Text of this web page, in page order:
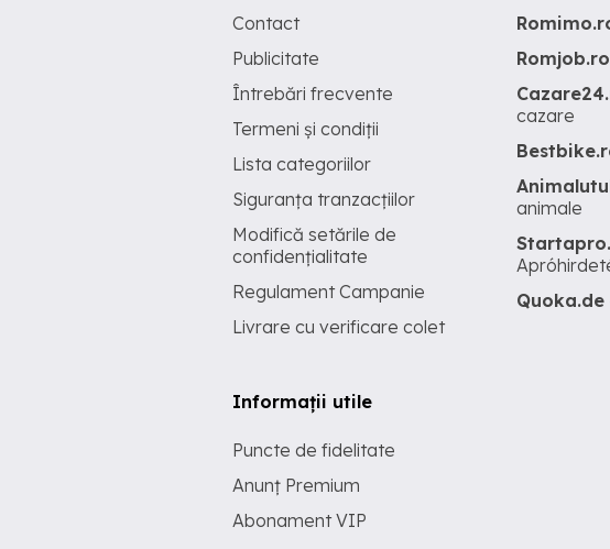
Contact
Publicitate
Întrebări frecvente
Termeni și condiții
Lista categoriilor
Siguranța tranzacțiilor
Modifică setările de
confidențialitate
Regulament Campanie
Livrare cu verificare colet
Informații utile
Puncte de fidelitate
Anunț Premium
Abonament VIP
Romjob.ro
cazare
animale
Quoka.de